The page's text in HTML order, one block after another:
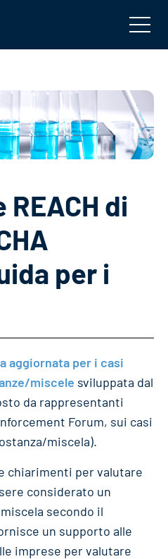
di
per i
aggiornata per i casi
miscele sviluppata dal
da rappresentanti
Forum, sui casi
miscela).
chiarimenti per valutare
considerato un
secondo il
un supporto alle
imprese per valutare